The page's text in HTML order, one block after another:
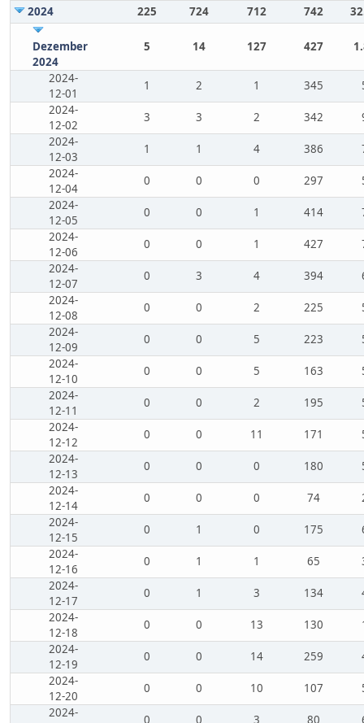
2024
225 724 712 742
Dezember
2024
5 14 127 427
2024-
12-01
1 2 1 345
2024-
12-02
3 3 2 342
2024-
12-03
1 1 4 386
2024-
12-04
0 0 0 297
2024-
12-05
0 0 1 414
2024-
12-06
0 0 1 427
2024-
12-07
0 3 4 394
2024-
12-08
0 0 2 225
2024-
12-09
0 0 5 223
2024-
12-10
0 0 5 163
2024-
12-11
0 0 2 195
2024-
12-12
0 0 11 171
2024-
12-13
0 0 0 180
2024-
12-14
0 0 0 74
2024-
12-15
0 1 0 175
2024-
12-16
0 1 1 65
2024-
12-17
0 1 3 134
2024-
12-18
0 0 13 130
2024-
12-19
0 0 14 259
2024-
12-20
0 0 10 107
2024-
0 0 3 80